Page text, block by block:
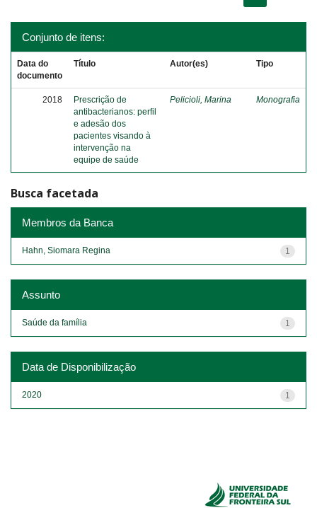
Conjunto de itens:
Data do
documento
Título Autor(es) Tipo
2018
Prescrição de
antibacterianos: perfil
e adesão dos
pacientes visando à
intervenção na
equipe de saúde
Pelicioli, Marina Monografia
Busca facetada
Membros da Banca
1
Hahn, Siomara Regina
Assunto
1
Saúde da família
Data de Disponibilização
1
2020